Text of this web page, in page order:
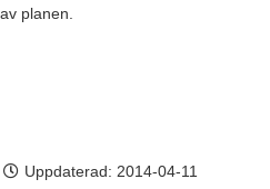
planen.
Uppdaterad: 2014-04-11